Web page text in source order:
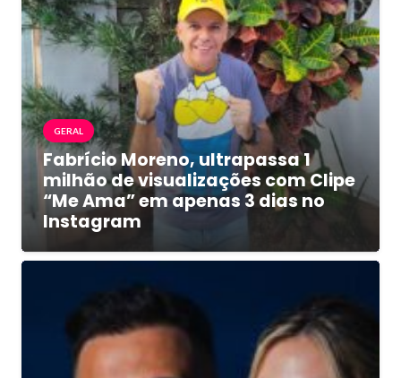
GERAL
Fabrício Moreno, ultrapassa 1
milhão de visualizações com Clipe
“Me Ama” em apenas 3 dias no
Instagram